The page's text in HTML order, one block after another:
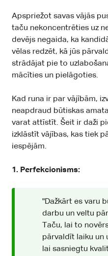
Apspriežot savas vājās
taču nekoncentrēties uz
devējs negaida, ka
vēlas redzēt, kā jūs
strādājat pie to
mācīties un pielāgoties.
Kad runa ir par vājībām,
neapdraud būtiskas
varat attīstīt. Šeit ir daži
izklāstīt vājības, kas tiek
iespējām.
1. Perfekcionisms:
"Dažkārt es varu
darbu un veltu
Taču, lai to
pārvaldīt laiku un
lai sasniegtu